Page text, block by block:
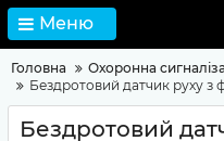
Меню
Головна Охоронна
Бездротовий датчик руху з
Бездротовий